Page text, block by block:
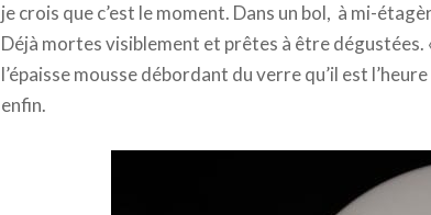
je crois que c’est le moment. Dans un bol, à mi-
Déjà mortes visiblement et prêtes à être dégustées.
l’épaisse mousse débordant du verre qu’il est
enfin.